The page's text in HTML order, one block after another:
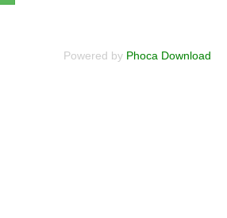
Powered by Phoca Download